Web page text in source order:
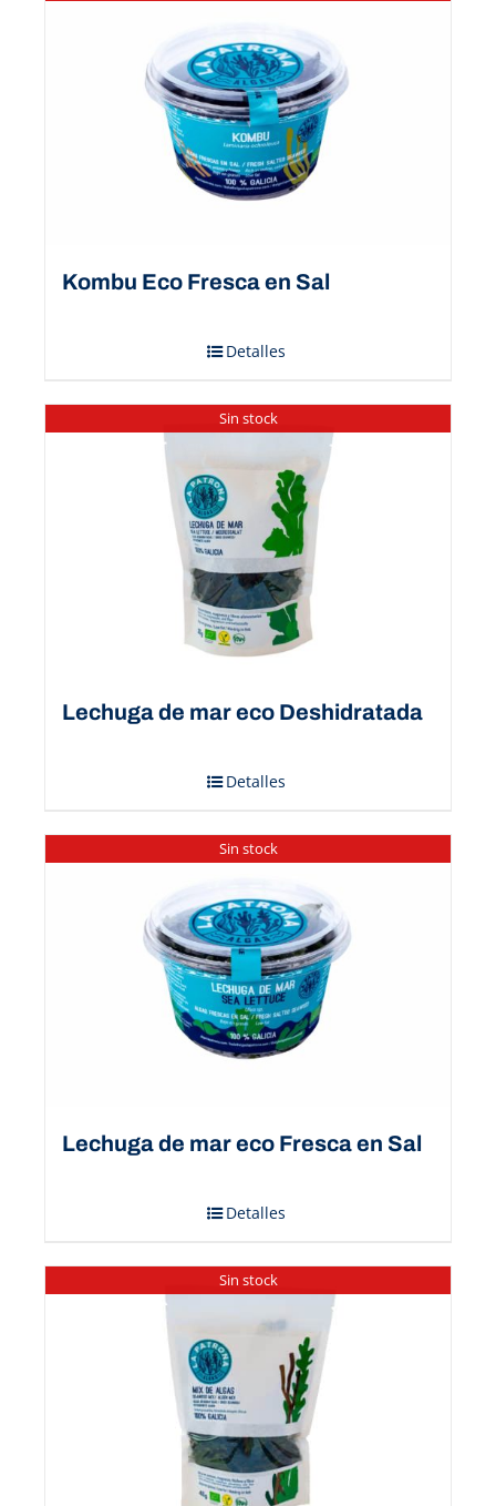
Kombu Eco Fresca en Sal
Detalles
Sin stock
Lechuga de mar eco Deshidratada
Detalles
Sin stock
Lechuga de mar eco Fresca en Sal
Detalles
Sin stock